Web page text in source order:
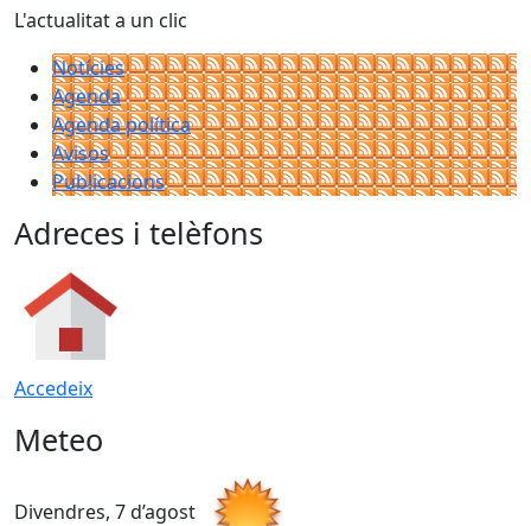
L'actualitat a un clic
Notícies
Agenda
Agenda política
Avisos
Publicacions
Adreces i telèfons
Accedeix
Meteo
Divendres, 7 d’agost